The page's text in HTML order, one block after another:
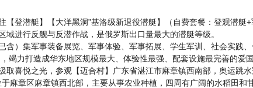
【登潜艇】【大洋黑洞”基洛级新退役潜艇】（自费套餐：登观潜
进行反舰与反潜作战，是俄罗斯出口量最大的潜艇等级。
含）集军事装备展览、军事体验、军事拓展、学生军训、社会实践
竭力打造成华东地区规模最大、体验性最强、配套设施最完善的爱
取喜悦之光，参观【迈合村】广东省湛江市麻章镇西南部，奥运跳
麻章区麻章镇西北部，主要从事农业种植，四周有广阔的水稻田